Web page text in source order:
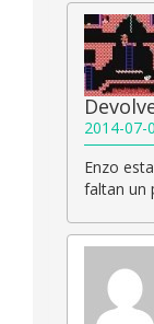
2014-07-
Enzo
faltan un